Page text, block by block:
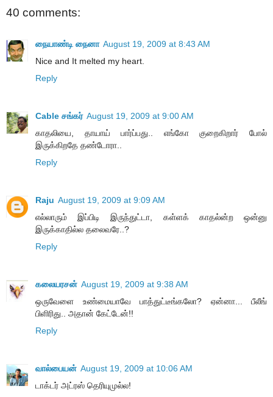
40 comments:
நையாண்டி நைனா August 19, 2009 at 8:43 AM
Nice and It melted my heart.
Reply
Cable சங்கர் August 19, 2009 at 9:00 AM
காதலியை, தாயாய் பார்ப்பது.. எங்கோ குறைகிறார் போல்
இருக்கிறதே தண்டோரா..
Reply
Raju August 19, 2009 at 9:09 AM
எல்லாரும் இப்பிடி இருந்துட்டா, கள்ளக் காதல்ன்ற ஒன்னு
இருக்காதில்ல தலைவரே..?
Reply
கலையரசன் August 19, 2009 at 9:38 AM
ஒருவேளை உண்மையாவே பாத்துட்டீங்கலோ? ஏன்னா... பீலீங்
பிளிரிது.. அதான் கேட்டேன்!!
Reply
வால்பையன் August 19, 2009 at 10:06 AM
டாக்டர் அட்ரஸ் தெரியுமுல்ல!